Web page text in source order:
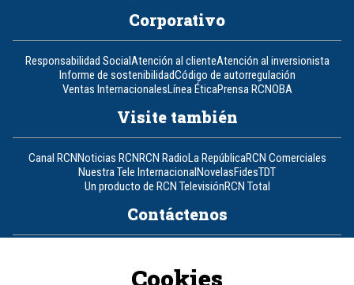
Corporativo
Responsabilidad SocialAtención al clienteAtención al inversionista
Informe de sostenibilidadCódigo de autorregulación
Ventas InternacionalesLínea ÉticaPrensa RCNOBA
Visite también
Canal RCNNoticias RCNRCN RadioLa RepúblicaRCN Comerciales
Nuestra Tele InternacionalNovelasFidesTDT
Un producto de RCN TelevisiónRCN Total
Contáctenos
Cookies